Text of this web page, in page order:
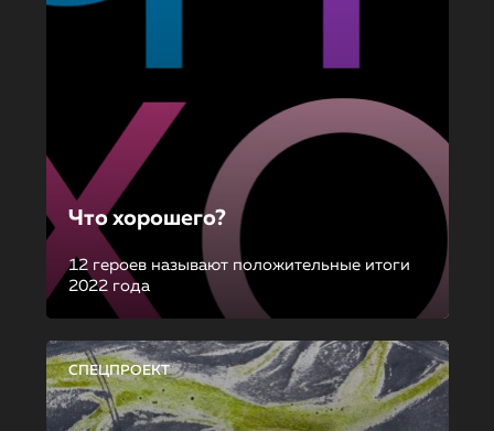
Что хорошего?
12 героев называют положительные итоги
2022 года
СПЕЦПРОЕКТ